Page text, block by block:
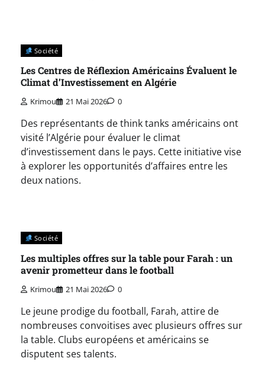
Société
Les Centres de Réflexion Américains Évaluent le
Climat d’Investissement en Algérie
Krimou 21 Mai 2026 0
Des représentants de think tanks américains ont
visité l’Algérie pour évaluer le climat
d’investissement dans le pays. Cette initiative vise
à explorer les opportunités d’affaires entre les
deux nations.
Société
Les multiples offres sur la table pour Farah : un
avenir prometteur dans le football
Krimou 21 Mai 2026 0
Le jeune prodige du football, Farah, attire de
nombreuses convoitises avec plusieurs offres sur
la table. Clubs européens et américains se
disputent ses talents.